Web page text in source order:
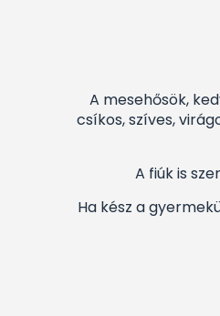
A mesehősök,
csíkos, szíves,
A fiúk is
Ha kész a